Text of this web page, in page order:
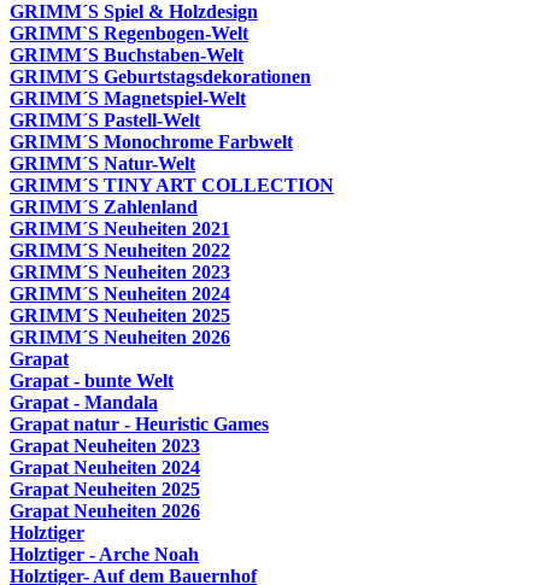
GRIMM´S Spiel & Holzdesign
GRIMM`S Regenbogen-Welt
GRIMM´S Buchstaben-Welt
GRIMM´S Geburtstagsdekorationen
GRIMM´S Magnetspiel-Welt
GRIMM´S Pastell-Welt
GRIMM´S Monochrome Farbwelt
GRIMM´S Natur-Welt
GRIMM´S TINY ART COLLECTION
GRIMM´S Zahlenland
GRIMM´S Neuheiten 2021
GRIMM´S Neuheiten 2022
GRIMM´S Neuheiten 2023
GRIMM´S Neuheiten 2024
GRIMM´S Neuheiten 2025
GRIMM´S Neuheiten 2026
Grapat
Grapat - bunte Welt
Grapat - Mandala
Grapat natur - Heuristic Games
Grapat Neuheiten 2023
Grapat Neuheiten 2024
Grapat Neuheiten 2025
Grapat Neuheiten 2026
Holztiger
Holztiger - Arche Noah
Holztiger- Auf dem Bauernhof